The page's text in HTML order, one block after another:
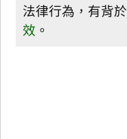
法律行為，有背
效 。